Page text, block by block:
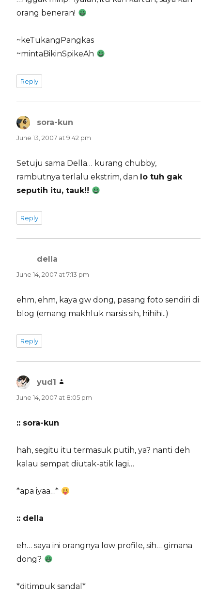
orang beneran!
~keTukangPangkas
~mintaBikinSpikeAh
Reply
sora-kun
June 13, 2007 at 9:42 pm
Setuju sama Della… kurang chubby,
rambutnya terlalu ekstrim, dan lo tuh gak
seputih itu, tauk!!
Reply
della
June 14, 2007 at 7:13 pm
ehm, ehm, kaya gw dong, pasang foto sendiri di
blog (emang makhluk narsis sih, hihihi..)
Reply
yud1
June 14, 2007 at 8:05 pm
:: sora-kun
hah, segitu itu termasuk putih, ya? nanti deh
kalau sempat diutak-atik lagi…
*apa iyaa…*
:: della
eh… saya ini orangnya low profile, sih… gimana
dong?
*ditimpuk sandal*